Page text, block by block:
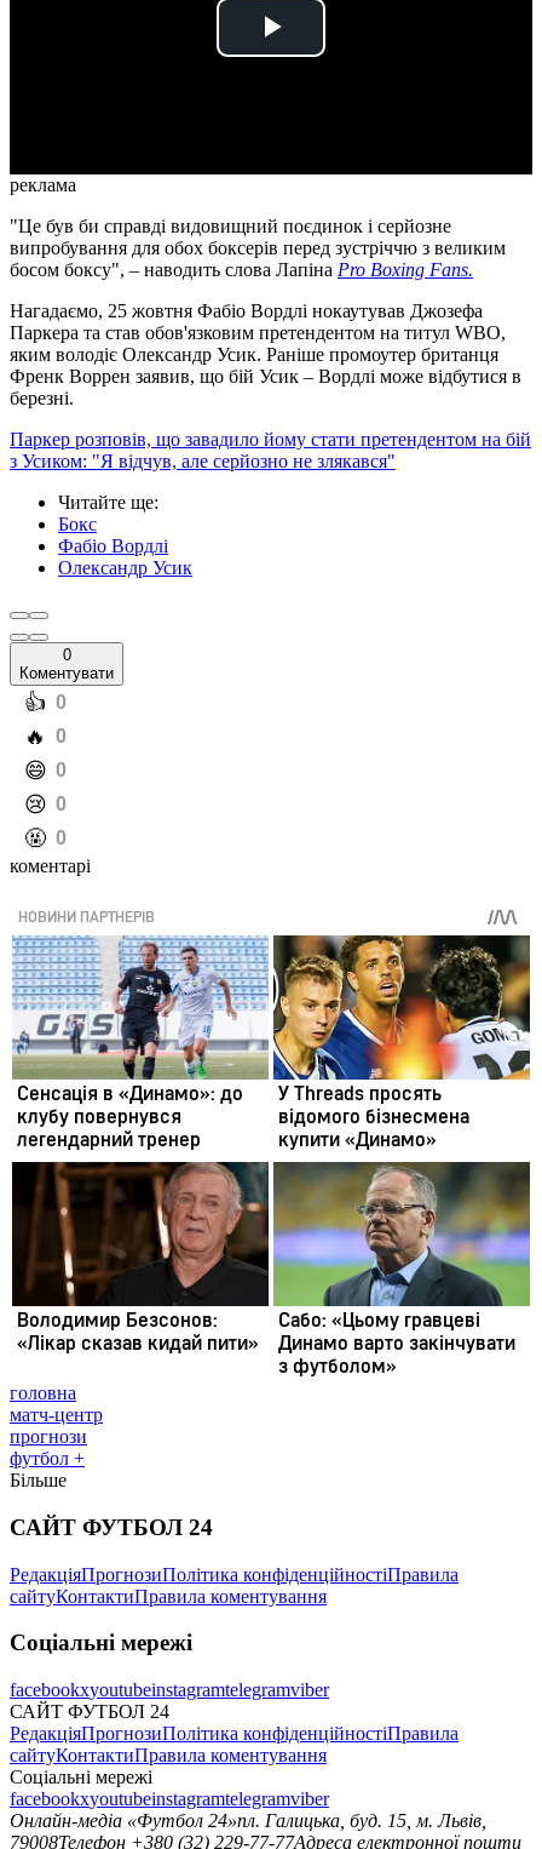
Play
реклама
"Це був би справді видовищний поєдинок і серйозне
випробування для обох боксерів перед зустріччю з великим
босом боксу", – наводить слова Лапіна Pro Boxing Fans.
Нагадаємо, 25 жовтня Фабіо Вордлі нокаутував Джозефа
Паркера та став обов'язковим претендентом на титул WBO,
яким володіє Олександр Усик. Раніше промоутер британця
Френк Воррен заявив, що бій Усик – Вордлі може відбутися в
березні.
Паркер розповів, що завадило йому стати претендентом на бій
з Усиком: "Я відчув, але серйозно не злякався"
Читайте ще:
Бокс
Фабіо Вордлі
Олександр Усик
0
Коментувати
️👍 0
️🔥 0
️😄 0
️😢 0
️🤬 0
коментарі
головна
матч-центр
прогнози
футбол +
Більше
САЙТ ФУТБОЛ 24
РедакціяПрогнозиПолітика конфіденційностіПравила
сайтуКонтактиПравила коментування
Соціальні мережі
facebookxyoutubeinstagramtelegramviber
САЙТ ФУТБОЛ 24
РедакціяПрогнозиПолітика конфіденційностіПравила
сайтуКонтактиПравила коментування
Соціальні мережі
facebookxyoutubeinstagramtelegramviber
Онлайн-медіа «Футбол 24»пл. Галицька, буд. 15, м. Львів,
79008Телефон +380 (32) 229-77-77Адреса електронної пошти